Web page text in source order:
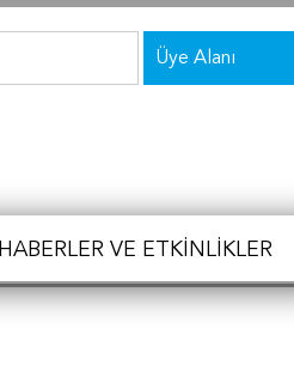
HABERLER VE ETKINLIKLER
Üye Alanı